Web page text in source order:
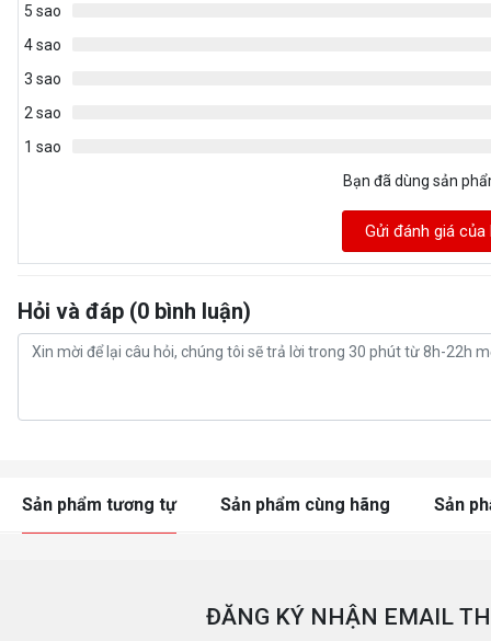
5 sao
4 sao
3 sao
2 sao
1 sao
Bạn đã dùng sản
Gửi đánh giá của
Hỏi và đáp (0 bình luận)
Sản phẩm tương tự Sản phẩm cùng hãng Sản
ĐĂNG KÝ NHẬN EMAIL